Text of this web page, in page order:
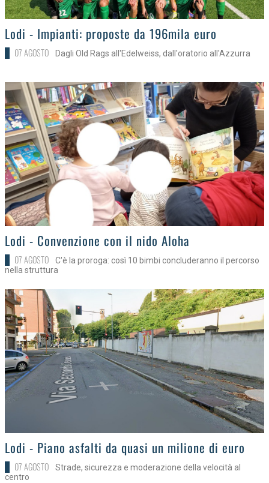
>Lodi - Impianti: proposte da 196mila euro
07 AGOSTO Dagli Old Rags all'Edelweiss, dall'oratorio all'Azzurra
>Lodi - Convenzione con il nido Aloha
07 AGOSTO
C'è la proroga: così 10 bimbi concluderanno il percorso
nella struttura
>Lodi - Piano asfalti da quasi un milione di euro
07 AGOSTO
Strade, sicurezza e moderazione della velocità al
centro